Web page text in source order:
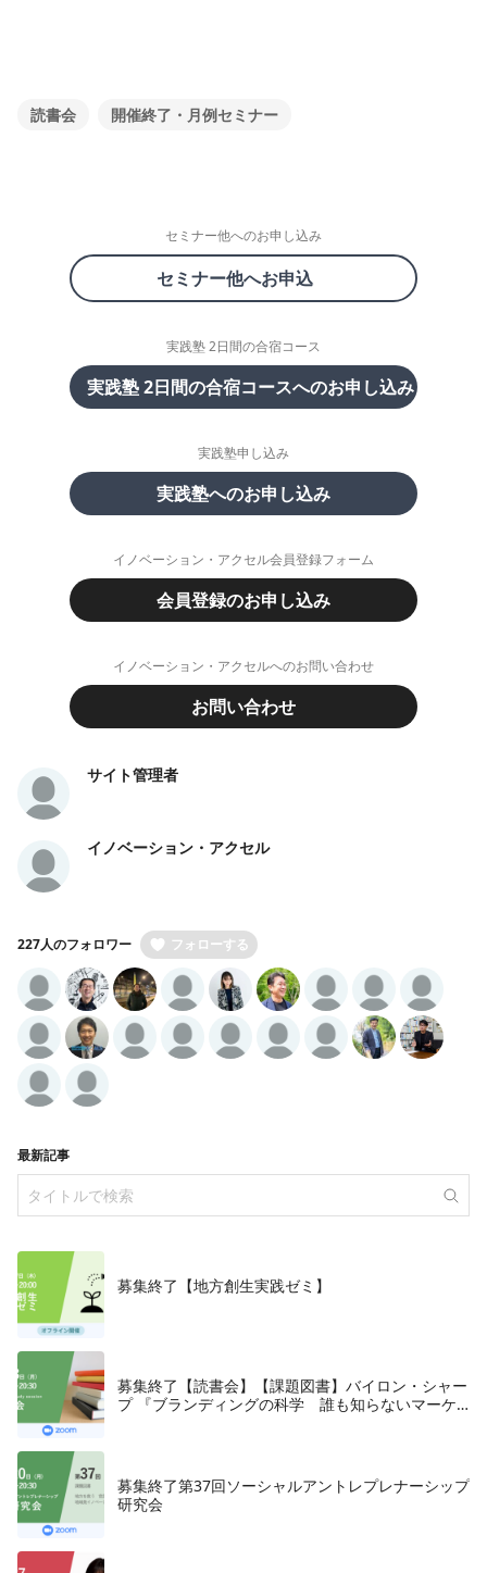
読書会 開催終了・月例セミナー
セミナー他へのお申し込み
セミナー他へお申込
実践塾 2日間の合宿コース
実践塾 2日間の合宿コースへのお申し込み
実践塾申し込み
実践塾へのお申し込み
イノベーション・アクセル会員登録フォーム
会員登録のお申し込み
イノベーション・アクセルへのお問い合わせ
お問い合わせ
サイト管理者
イノベーション・アクセル
227人のフォロワー フォローする
最新記事
募集終了【地方創生実践ゼミ】
募集終了【読書会】【課題図書】バイロン・シャー
プ 『ブランディングの科学 誰も知らないマーケ
募集終了第37回ソーシャルアントレプレナーシップ
研究会